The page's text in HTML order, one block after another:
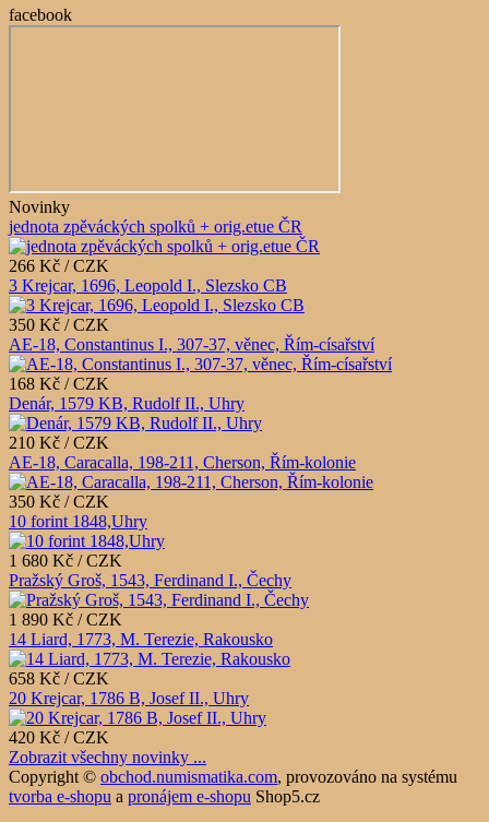
facebook
Novinky
jednota zpěváckých spolků + orig.etue ČR
266 Kč / CZK
3 Krejcar, 1696, Leopold I., Slezsko CB
350 Kč / CZK
AE-18, Constantinus I., 307-37, věnec, Řím-císařství
168 Kč / CZK
Denár, 1579 KB, Rudolf II., Uhry
210 Kč / CZK
AE-18, Caracalla, 198-211, Cherson, Řím-kolonie
350 Kč / CZK
10 forint 1848,Uhry
1 680 Kč / CZK
Pražský Groš, 1543, Ferdinand I., Čechy
1 890 Kč / CZK
14 Liard, 1773, M. Terezie, Rakousko
658 Kč / CZK
20 Krejcar, 1786 B, Josef II., Uhry
420 Kč / CZK
Zobrazit všechny novinky ...
Copyright © obchod.numismatika.com, provozováno na systému
tvorba e-shopu a pronájem e-shopu Shop5.cz